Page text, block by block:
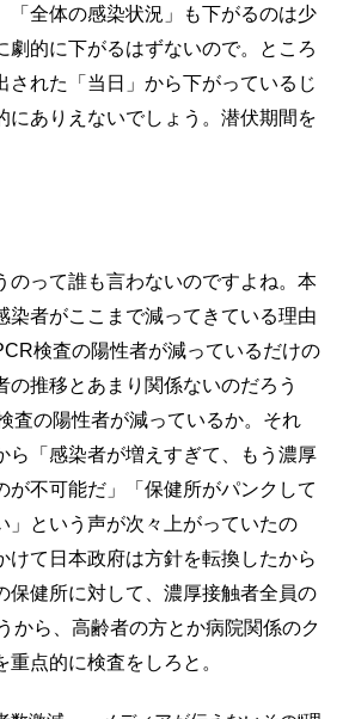
「全体の感染状況」も下がるのは少
劇的に下がるはずないので。ところ
された「当日」から下がっているじ
にありえないでしょう。潜伏期間を
のって誰も言わないのですよね。本
染者がここまで減ってきている理由
検査の陽性者が減っているだけの
の推移とあまり関係ないのだろう
査の陽性者が減っているか。それ
ら「感染者が増えすぎて、もう濃厚
が不可能だ」「保健所がパンクして
」という声が次々上がっていたの
けて日本政府は方針を転換したから
保健所に対して、濃厚接触者全員の
から、高齢者の方とか病院関係のク
点的に検査をしろと。